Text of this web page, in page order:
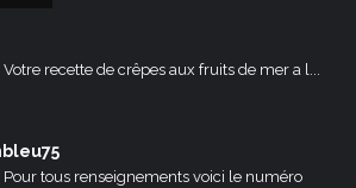
Votre recette de crêpes aux fruits de mer a l...
Pour tous renseignements voici le numéro